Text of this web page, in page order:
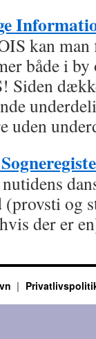
kan man
både i by
Siden
uden
og
der er